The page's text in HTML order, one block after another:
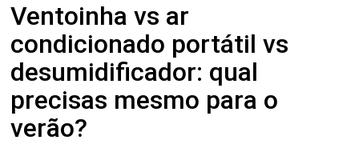
Ventoinha vs ar
condicionado portátil vs
desumidificador: qual
precisas mesmo para o
verão?